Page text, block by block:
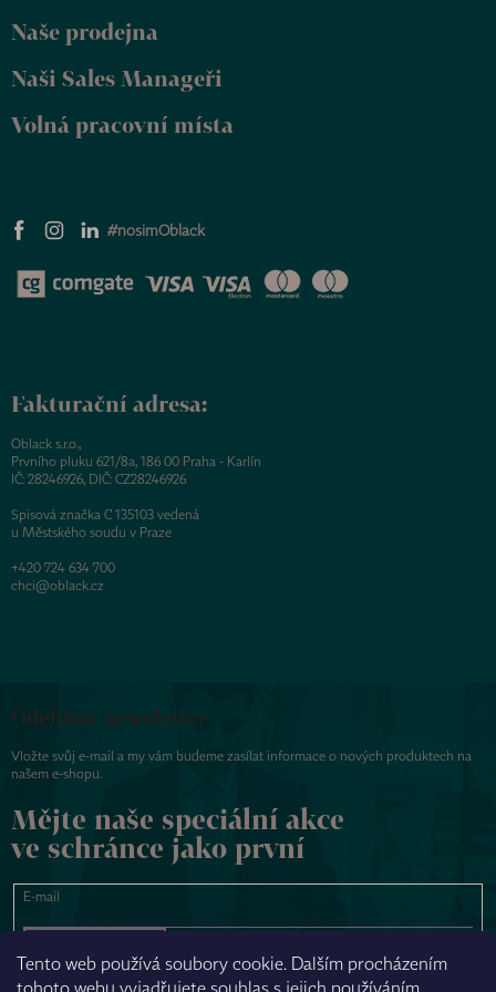
Tento web používá soubory cookie. Dalším procházením
Naše prodejna
Naši Sales Manageři
Volná pracovní místa
#nosimOblack
Fakturační adresa:
Oblack s.r.o.,
Prvního pluku 621/8a, 186 00 Praha - Karlín
IČ: 28246926, DIČ: CZ28246926
Spisová značka C 135103 vedená
u Městského soudu v Praze
+420 724 634 700
chci@oblack.cz
Odebírat newsletter
Vložte svůj e-mail a my vám budeme zasílat informace o nových produktech na
našem e-shopu.
Mějte naše speciální akce
ve schránce jako první
E-mail